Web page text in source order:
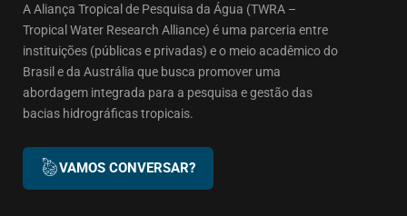
A Aliança Tropical de Pesquisa da Água (TWRA –
Tropical Water Research Alliance) é uma parceria entre
instituições (públicas e privadas) e o meio acadêmico do
Brasil e da Austrália que busca promover uma
abordagem integrada para a pesquisa e gestão das
bacias hidrográficas tropicais.
VAMOS CONVERSAR?